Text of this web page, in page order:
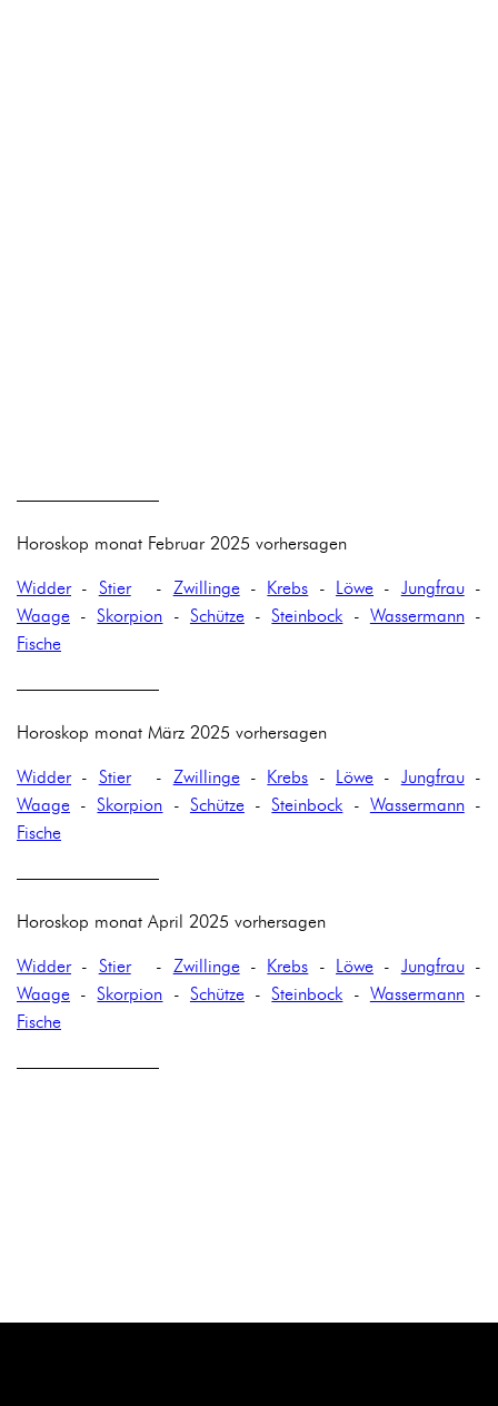
————————
Horoskop monat Februar 2025 vorhersagen
Widder- Stier- Zwillinge- Krebs - Löwe - Jungfrau-
Waage -Skorpion - Schütze-Steinbock - Wassermann-
Fische
————————
Horoskop monat März 2025 vorhersagen
Widder- Stier- Zwillinge- Krebs - Löwe - Jungfrau-
Waage -Skorpion - Schütze-Steinbock - Wassermann-
Fische
————————
Horoskop monat April 2025 vorhersagen
Widder- Stier- Zwillinge- Krebs - Löwe - Jungfrau-
Waage -Skorpion - Schütze-Steinbock - Wassermann-
Fische
————————